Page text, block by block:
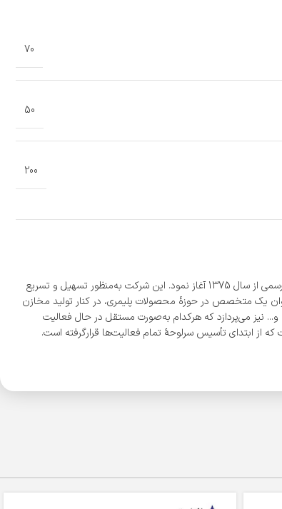
70
50
200
شرکت «مجتمع پلاستیک طبرستان» با بیش از 300 نمایندگی فعال، بزرگ‌ترین تولیدکننده مخازن پلی‌اتیلن به روش روتومولدینگ در ایران است که فعالیت خود را به‌صورت رسمی از سال 1375 آغاز نمود. این شرکت به‌منظور تسهیل و تسریع
و اصفهان نمود. شرکت طبرستان به‌عنوان یک متخصص در حوزۀ محصولات پلیمری، در کنار تولید مخازن
و... نیز می‌پردازد که هرکدام به‌صورت مستقل در حال فعالیت
از ابتدای تأسیس سرلوحۀ تمام فعالیت‌ها قرارگرفته است.